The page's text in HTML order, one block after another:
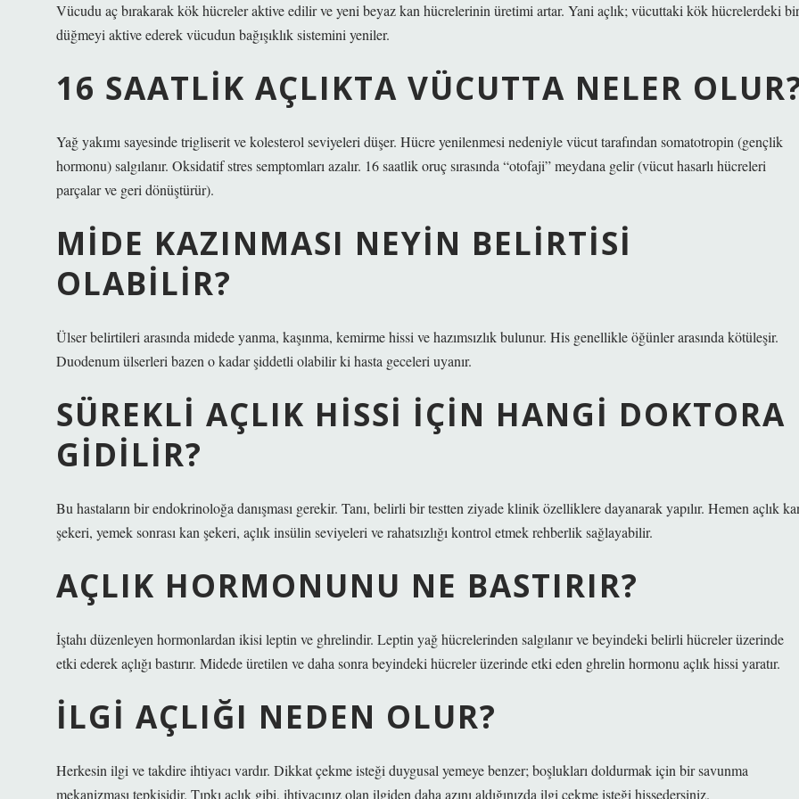
Vücudu aç bırakarak kök hücreler aktive edilir ve yeni beyaz kan hücrelerinin üretimi artar. Yani açlık; vücuttaki kök hücrelerdeki bir
düğmeyi aktive ederek vücudun bağışıklık sistemini yeniler.
16 SAATLIK AÇLIKTA VÜCUTTA NELER
Yağ yakımı sayesinde trigliserit ve kolesterol seviyeleri düşer. Hücre yenilenmesi nedeniyle vücut tarafından somatotropin (gençlik
hormonu) salgılanır. Oksidatif stres semptomları azalır. 16 saatlik oruç sırasında “otofaji” meydana gelir (vücut hasarlı hücreleri
parçalar ve geri dönüştürür).
MIDE KAZINMASI NEYIN BELIRTISI
OLABILIR?
Ülser belirtileri arasında midede yanma, kaşınma, kemirme hissi ve hazımsızlık bulunur. His genellikle öğünler arasında kötüleşir.
Duodenum ülserleri bazen o kadar şiddetli olabilir ki hasta geceleri uyanır.
SÜREKLI AÇLIK HISSI IÇIN HANGI DOKTORA
GIDILIR?
Bu hastaların bir endokrinoloğa danışması gerekir. Tanı, belirli bir testten ziyade klinik özelliklere dayanarak yapılır. Hemen açlık
şekeri, yemek sonrası kan şekeri, açlık insülin seviyeleri ve rahatsızlığı kontrol etmek rehberlik sağlayabilir.
AÇLIK HORMONUNU NE BASTIRIR?
İştahı düzenleyen hormonlardan ikisi leptin ve ghrelindir. Leptin yağ hücrelerinden salgılanır ve beyindeki belirli hücreler üzerinde
etki ederek açlığı bastırır. Midede üretilen ve daha sonra beyindeki hücreler üzerinde etki eden ghrelin hormonu açlık hissi yaratır.
İLGI AÇLIĞI NEDEN OLUR?
Herkesin ilgi ve takdire ihtiyacı vardır. Dikkat çekme isteği duygusal yemeye benzer; boşlukları doldurmak için bir savunma
mekanizması tepkisidir. Tıpkı açlık gibi, ihtiyacınız olan ilgiden daha azını aldığınızda ilgi çekme isteği hissedersiniz.